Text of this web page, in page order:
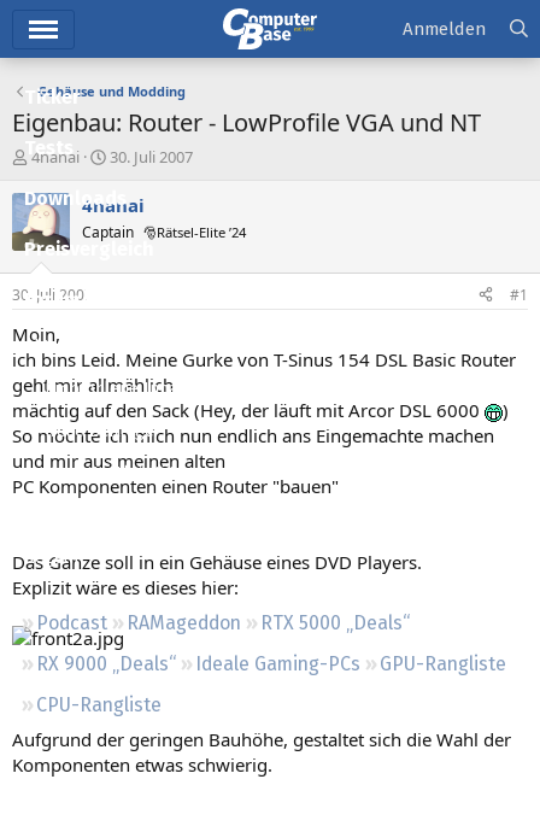
Ticker
Tests
Downloads
Preisvergleich
Forum
Aktuelles
Empfohlene Inhalte
Neue Beiträge
Neueste Aktivitäten
Regeln
Podcast RAMageddon
RTX 5000 „Deals“
RX 9000 „Deals“
Ideale Gaming-PCs
GPU-Rangliste
CPU-Rangliste
Anmelden
Gehäuse und Modding
Eigenbau: Router - LowProfile VGA und NT
E
s
t
e
e
r
4nanai
E
s
e
t
m
30. Juli 2007
4nanai
Captain 🎅Rätsel-Elite ’24
30. Juli 2007 #1
Moin,
ich bins Leid. Meine Gurke von T-Sinus 154 DSL Basic Router
geht mir allmählich
mächtig auf den Sack (Hey, der läuft mit Arcor DSL 6000
)
So möchte ich mich nun endlich ans Eingemachte machen
und mir aus meinen alten
PC Komponenten einen Router "bauen"
Das Ganze soll in ein Gehäuse eines DVD Players.
Explizit wäre es dieses hier:
Aufgrund der geringen Bauhöhe, gestaltet sich die Wahl der
Komponenten etwas schwierig.